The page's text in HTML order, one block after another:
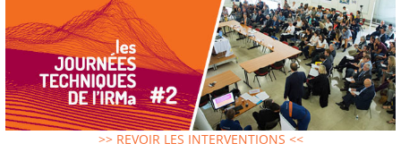
>> REVOIR LES INTERVENTIONS <<